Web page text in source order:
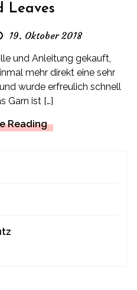
Leaves
19. Oktober 2018
und Anleitung gekauft,
mehr direkt eine sehr
wurde erfreulich schnell
Garn ist […]
Reading